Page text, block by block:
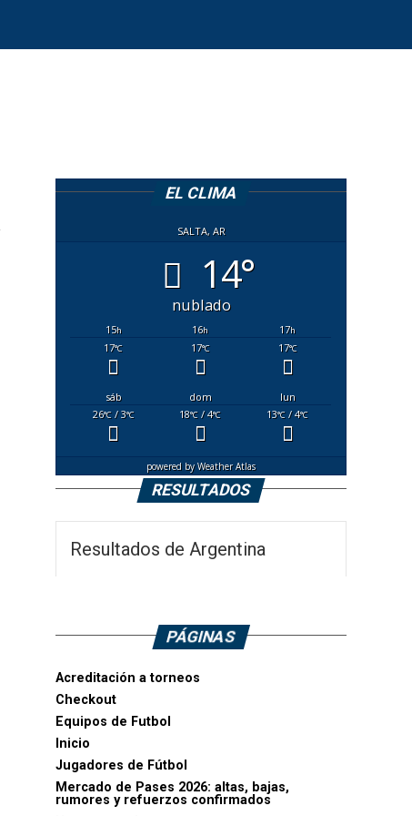
EL CLIMA
SALTA, AR
14°
nublado
15h 16h 17h
17°C 17°C 17°C
sáb dom
lun
26°C/ 3°C 18°C / 4°C 13°C / 4°C
powered byWeather Atlas
RESULTADOS
Resultados de Argentina
PÁGINAS
Acreditación a torneos
Checkout
Equipos de Futbol
Inicio
Jugadores de Fútbol
Mercado de Pases 2026: altas, bajas,
rumores y refuerzos confirmados